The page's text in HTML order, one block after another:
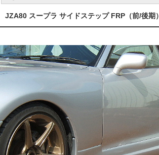
JZA80 スープラ サイドステップ FRP（前/後期）